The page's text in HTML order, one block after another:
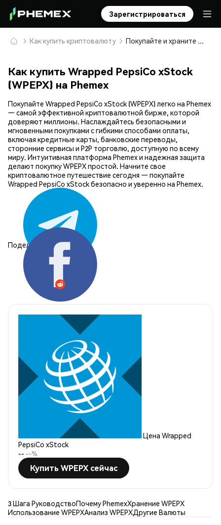
Зарегистрироваться
Как купить криптовалюту Покупайте и храните Wrapped PepsiCo xStock (WPEPX) безопасно
Как купить Wrapped PepsiCo xStock
(WPEPX) на Phemex
Покупайте Wrapped PepsiCo xStock (WPEPX) легко на Phemex
— самой эффективной криптовалютной бирже, которой
доверяют миллионы. Наслаждайтесь безопасными и
мгновенными покупками с гибкими способами оплаты,
включая кредитные карты, банковские переводы,
сторонние сервисы и P2P торговлю, доступную по всему
миру. Интуитивная платформа Phemex и надежная защита
делают покупку WPEPX простой. Начните свое
криптовалютное путешествие сегодня — покупайте
Wrapped PepsiCo xStock безопасно и уверенно на Phemex.
Поделиться:
Цена Wrapped
PepsiCo xStock
-- --%
Купить WPEPX сейчас
3 Шага РуководствоПочему PhemexХранение WPEPX
Использование WPEPXАнализ WPEPXДругие Валюты